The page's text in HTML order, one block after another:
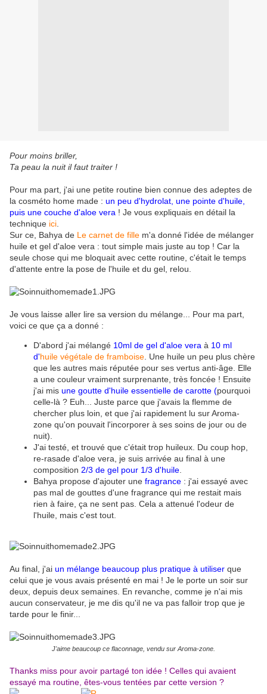
Pour moins briller,
Ta peau la nuit il faut traiter !
Pour ma part, j'ai une petite routine bien connue des adeptes de
la cosméto home made : un peu d'hydrolat, une pointe d'huile,
puis une couche d'aloe vera ! Je vous expliquais en détail la
technique ici
Sur ce, Bahya de Le carnet de fille m'a donné l'idée de mélanger
huile et gel d'aloe vera : tout simple mais juste au top ! Car la
seule chose qui me bloquait avec cette routine, c'était le temps
d'attente entre la pose de l'huile et du gel, relou.
Je vous laisse aller lire sa version du mélange... Pour ma part,
voici ce que ça a donné :
D'abord j'ai mélangé 10ml de gel d'aloe vera à 10 ml
d'huile végétale de framboise . Une huile un peu plus chère
que les autres mais réputée pour ses vertus anti-âge. Elle
a une couleur vraiment surprenante, très foncée ! Ensuite
j'ai mis une goutte d'huile essentielle de carotte (pourquoi
celle-là ? Euh... Juste parce que j'avais la flemme de
chercher plus loin, et que j'ai rapidement lu sur Aroma-
zone qu'on pouvait l'incorporer à ses soins de jour ou de
nuit).
J'ai testé, et trouvé que c'était trop huileux. Du coup hop,
re-rasade d'aloe vera, je suis arrivée au final à une
composition 2/3 de gel pour 1/3 d'huile
Bahya propose d'ajouter une fragrance : j'ai essayé avec
pas mal de gouttes d'une fragrance qui me restait mais
rien à faire, ça ne sent pas. Cela a attenué l'odeur de
l'huile, mais c'est tout.
Au final, j'ai un mélange beaucoup plus pratique à utiliser que
celui que je vous avais présenté en mai ! Je le porte un soir sur
deux, depuis deux semaines. En revanche, comme je n'ai mis
aucun conservateur, je me dis qu'il ne va pas falloir trop que je
tarde pour le finir...
J'aime beaucoup ce flaconnage, vendu sur Aroma-zone.
Thanks miss pour avoir partagé ton idée ! Celles qui avaient
essayé ma routine, êtes-vous tentées par cette version ?